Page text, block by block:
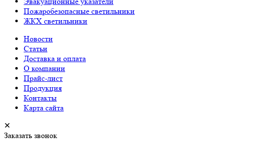
Пожаробезопасные светильники
ЖКХ светильники
Новости
Статьи
Доставка и оплата
О компании
Прайс-лист
Продукция
Контакты
Карта сайта
✕
Заказать звонок